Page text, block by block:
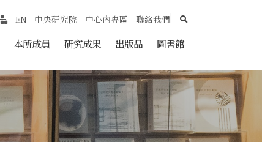
本所成員 研究成果 出版品 圖書館
網站導覽
EN 中央研究院 中心內專區 聯絡我們 search